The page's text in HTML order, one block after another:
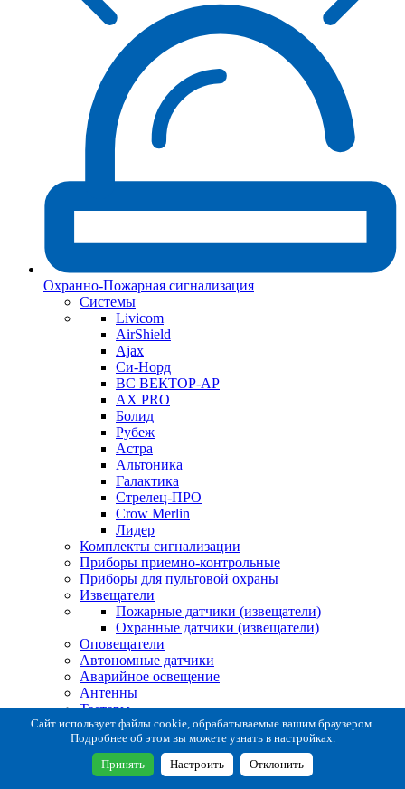
Охранно-Пожарная сигнализация
Системы
Livicom
AirShield
Ajax
Си-Норд
ВС ВЕКТОР-АР
AX PRO
Болид
Рубеж
Астра
Альтоника
Галактика
Стрелец-ПРО
Crow Merlin
Лидер
Комплекты сигнализации
Приборы приемно-контрольные
Приборы для пультовой охраны
Извещатели
Пожарные датчики (извещатели)
Охранные датчики (извещатели)
Оповещатели
Автономные датчики
Аварийное освещение
Антенны
Тестеры
Система сбора извещений
Расходные и монтажные материалы
Коробки коммутационные
Кронштейны для извещателей
Сайт использует файлы cookie, обрабатываемые вашим браузером.
Подробнее об этом вы можете узнать в настройках.
Принять Настроить Отклонить